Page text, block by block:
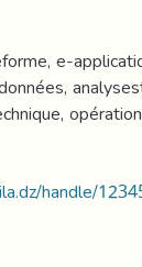
e-
handle/